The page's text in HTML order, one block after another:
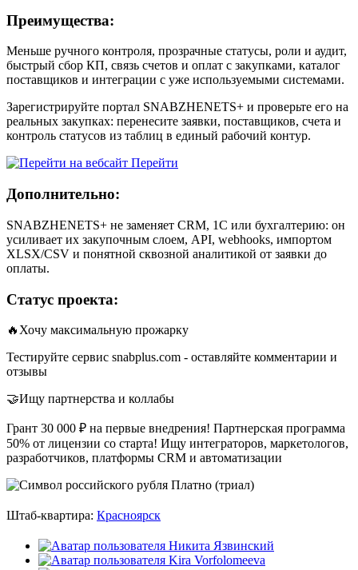
Преимущества:
Меньше ручного контроля, прозрачные статусы, роли и аудит,
быстрый сбор КП, связь счетов и оплат с закупками, каталог
поставщиков и интеграции с уже используемыми системами.
Зарегистрируйте портал SNABZHENETS+ и проверьте его на
реальных закупках: перенесите заявки, поставщиков, счета и
контроль статусов из таблиц в единый рабочий контур.
Перейти
Дополнительно:
SNABZHENETS+ не заменяет CRM, 1С или бухгалтерию: он
усиливает их закупочным слоем, API, webhooks, импортом
XLSX/CSV и понятной сквозной аналитикой от заявки до
оплаты.
Статус проекта:
🔥Хочу максимальную прожарку
Тестируйте сервис snabplus.com - оставляйте комментарии и
отзывы
🤝Ищу партнерства и коллабы
Грант 30 000 ₽ на первые внедрения! Партнерская программа
50% от лицензии со старта! Ищу интеграторов, маркетологов,
разработчиков, платформы CRM и автоматизации
Платно (триал)
Штаб-квартира: Красноярск